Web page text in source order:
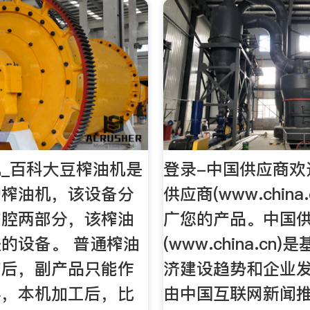
百科大豆榨油机是
油机，该设备分
两部分，该榨油
设备。 普通榨油
，副产品只能作
本机加工后，比
登录-中国供应商
供应商
广您的产品。中国
(www.china.cn)是
济建设趋势和企业
由中国互联网新闻